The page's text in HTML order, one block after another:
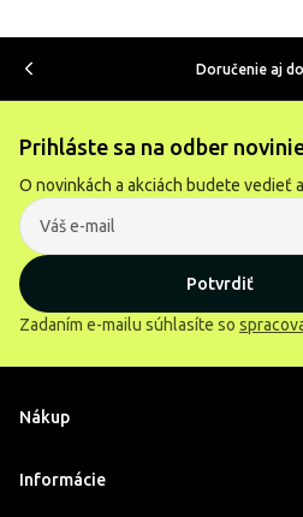
Doručenie aj
Prihláste sa na odber
O novinkách a akciách budete vedieť
Potvrdiť
Zadaním e-mailu súhlasíte so
Nákup
Informácie